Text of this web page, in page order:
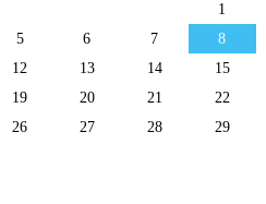
1
5 6 7
8
12 13 14
15
19 20 21
22
26 27 28
29